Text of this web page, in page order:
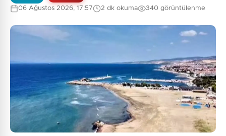
Güvenlik Sorusu:
1 + 3 = ?
Gönder
06 Ağustos 2026, 17:57 2 dk okuma 340 görüntülenme